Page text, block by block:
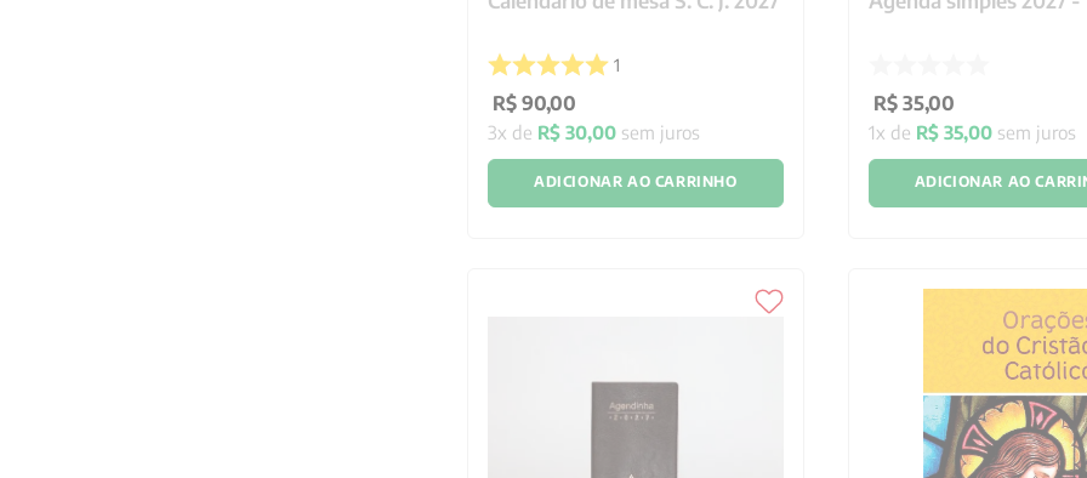
1
R$ 90,00
3x de R$ 30,00 sem juros
ADICIONAR AO CARRINHO
R$ 35,00
1x de R$ 35,00sem juros
ADICIONAR AO